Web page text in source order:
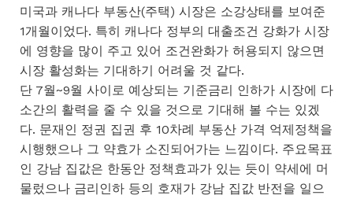
미국과 캐나다 부동산(주택) 시장은 소강상태를 보여준
1개월이었다. 특히 캐나다 정부의 대출조건 강화가 시장
에 영향을 많이 주고 있어 조건완화가 허용되지 않으면
시장 활성화는 기대하기 어려울 것 같다.
단 7월~9월 사이로 예상되는 기준금리 인하가 시장에 다
소간의 활력을 줄 수 있을 것으로 기대해 볼 수는 있겠
다. 문재인 정권 집권 후 10차례 부동산 가격 억제정책을
시행했으나 그 약효가 소진되어가는 느낌이다. 주요목표
인 강남 집값은 한동안 정책효과가 있는 듯이 약세에 머
물렀으나 금리인하 등의 호재가 강남 집값 반전을 일으